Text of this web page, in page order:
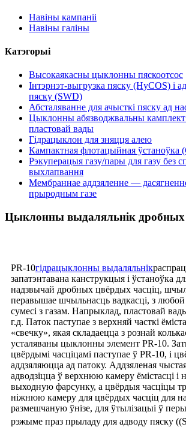
Навіны кампаніі
Навіны галіны
Катэгорыі
Высокаякасны цыклонны пяскоотсос
Інтэрнэт-выгрузка пяску (HyCOS) і
пяску (SWD)
Абсталяванне для ачысткі пяску ад
Цыклонны абязводжвальны камплект
пластовай вады
Гідрацыклон для зняцця алею
Кампактная флотацыйная ўстаноўка
Рэкуперацыя газу/пары для газу без
выхлапвання
Мембраннае аддзяленне —
прыродным газе
Цыклонны выдаляльнік дробных
PR-10гідрацыклонны выдаляльнік
запатэнтавана канструкцыя і ўстаноўка
надзвычай дробных цвёрдых часціц,
перавышае шчыльнасць вадкасці, з любой
сумесі з газам. Напрыклад, пластовай
г.д. Паток паступае з верхняй часткі
«свечку», якая складаецца з рознай
усталяваны цыклонны элемент PR-10.
цвёрдымі часціцамі паступае ў PR-10, і
аддзяляюцца ад патоку. Аддзяленая
адводзіцца ў верхнюю камеру ёмістасці і
выходную фарсунку, а цвёрдыя часціцы
ніжнюю камеру для цвёрдых часціц для
размешчаную ўнізе, для ўтылізацыі ў
рэжыме праз прыладу для адводу пяску